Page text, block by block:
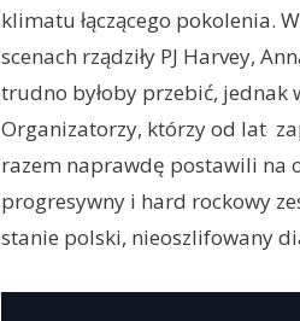
klimatu łączącego pokolenia.
scenach rządziły PJ Harvey,
trudno byłoby przebić, jednak
Organizatorzy, którzy od lat
razem naprawdę postawili na
progresywny i hard rockowy
stanie polski, nieoszlifowany